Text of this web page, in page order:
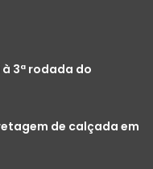
3ª rodada do
de calçada em